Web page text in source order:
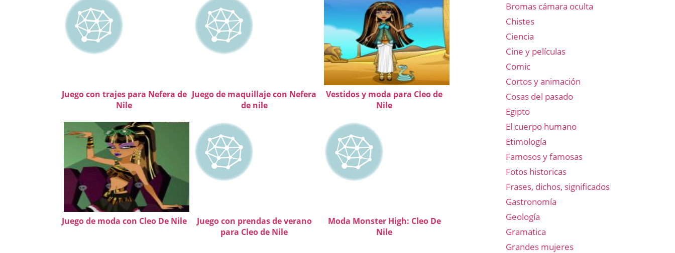
Juego con trajes para Nefera de
Nile
Juego de maquillaje con Nefera
de nile
Vestidos y moda para Cleo de
Nile
Juego de moda con Cleo De Nile
Juego con prendas de verano
para Cleo de Nile
Moda Monster High: Cleo De
Nile
Bromas cámara oculta
Chistes
Ciencia
Cine y películas
Comic
Cortos y animación
Cosas del pasado
Egipto
El cuerpo humano
Etimología
Famosos y famosas
Fotos historicas
Frases, dichos, significados
Gastronomía
Geología
Gramatica
Grandes mujeres